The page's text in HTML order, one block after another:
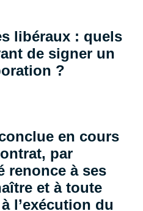
libéraux : quels
de signer un
?
en cours
par
renonce à ses
et à toute
l’exécution du